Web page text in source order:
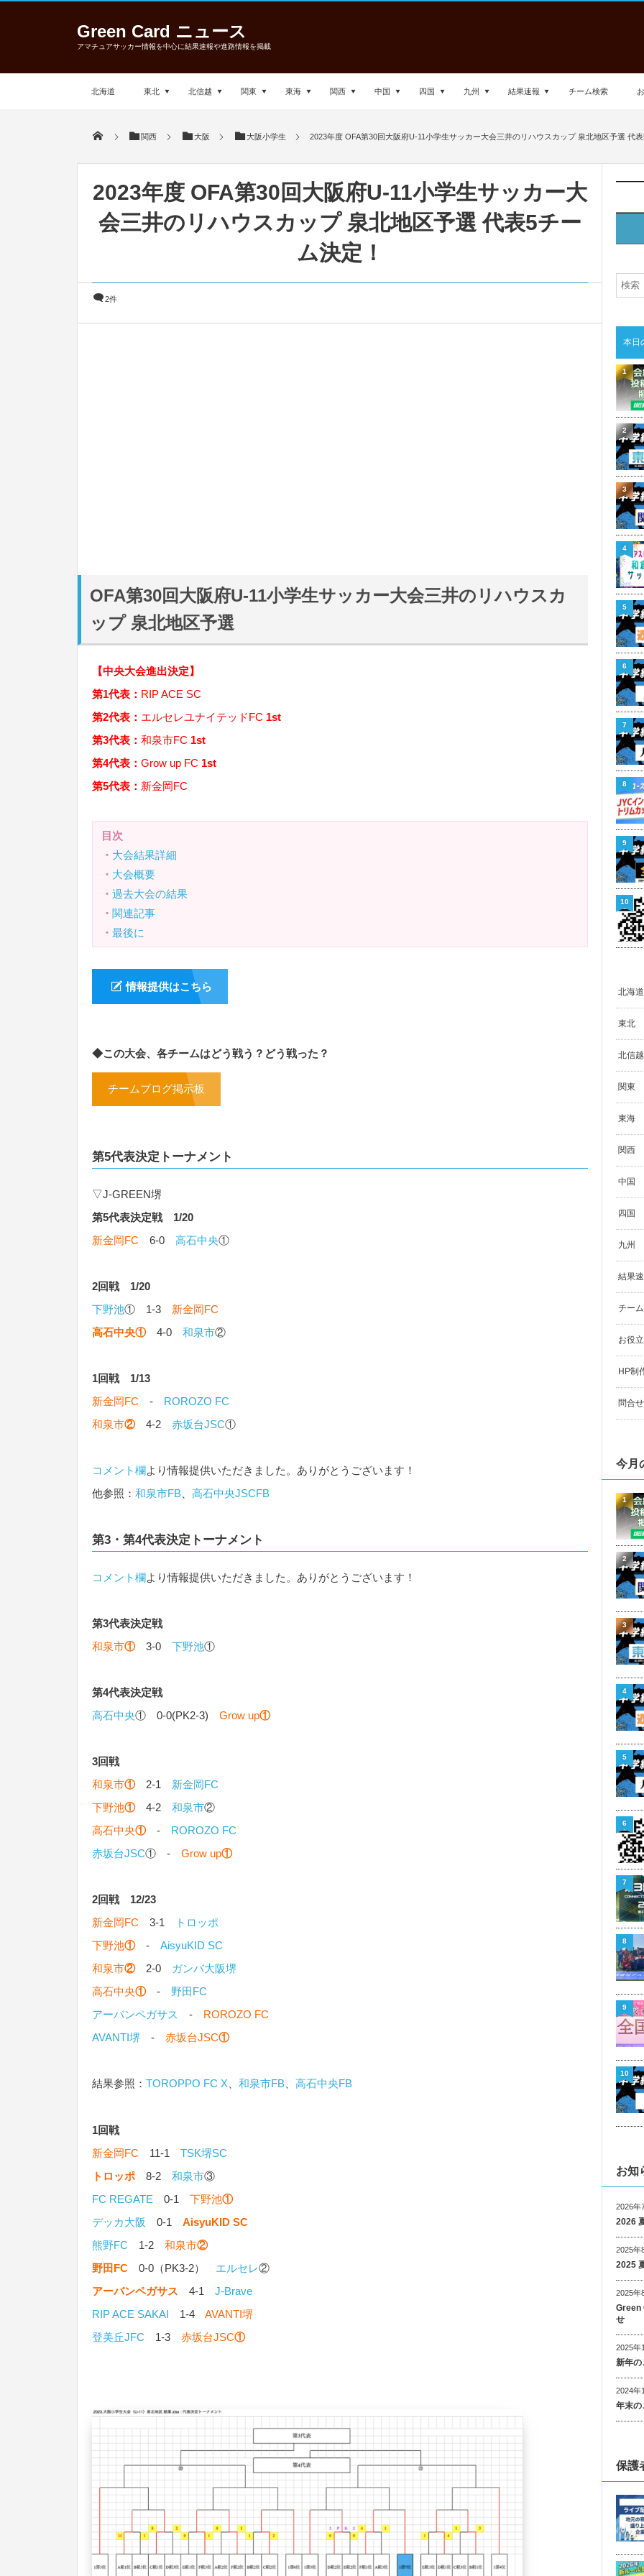
Green Card ニュース
アマチュアサッカー情報を中心に結果速報や進路情報を掲載
北海道 東北 北信越 関東 東海 関西 中国 四国 九州 結果速報 チーム検索
関西 大阪 大阪小学生 2023年度 OFA第30回大阪府U-11小学生サッカー大会三井のリハウスカップ 泉北地区予選 代
2023年度 OFA第30回大阪府U-11小学生サッカー大
会三井のリハウスカップ 泉北地区予選 代表5チー
ム決定！
2件
OFA第30回大阪府U-11小学生サッカー大会三井のリハウスカ
ップ 泉北地区予選
【中央大会進出決定】
第1代表： RIP ACE SC
第2代表： エルセレユナイテッドFC 1st
第3代表： 和泉市FC 1st
第4代表： Grow up FC 1st
第5代表： 新金岡FC
目次
・ 大会結果詳細
・ 大会概要
・ 過去大会の結果
・ 関連記事
・ 最後に
情報提供はこちら
◆この大会、各チームはどう戦う？どう戦った？
チームブログ掲示板
第5代表決定トーナメント
▽J-GREEN堺
第5代表決定戦 1/20
新金岡FC 6-0 高石中央①
2回戦 1/20
下野池① 1-3 新金岡FC
高石中央①4-0 和泉市②
1回戦 1/13
新金岡FC - ROROZO FC
和泉市②4-2 赤坂台JSC①
コメント欄より情報提供いただきました。ありがとうございます！
他参照： 和泉市FB 高石中央JSCFB
第3・第4代表決定トーナメント
コメント欄より情報提供いただきました。ありがとうございます！
第3代表決定戦
和泉市①3-0 下野池①
第4代表決定戦
高石中央① 0-0(PK2-3) Grow up①
3回戦
和泉市①2-1 新金岡FC
下野池①4-2 和泉市②
高石中央①- ROROZO FC
赤坂台JSC① - Grow up①
2回戦 12/23
新金岡FC 3-1
トロッポ
下野池①- AisyuKID SC
和泉市②2-0
ガンバ大阪堺
高石中央①- 野田FC
アーバンペガサス
- ROROZO FC
AVANTI堺 - 赤坂台JSC①
結果参照： TOROPPO FC X、 和泉市FB、 高石中央FB
1回戦
新金岡FC 11-1 TSK堺SC
トロッポ 8-2 和泉市③
FC REGATE 0-1 下野池①
デッカ大阪
0-1 AisyuKID SC
熊野FC 1-2 和泉市②
野田FC 0-0（PK3-2） エルセレ②
アーバンペガサス 4-1 J-Brave
RIP ACE SAKAI 1-4 AVANTI堺
登美丘JFC 1-3 赤坂台JSC①
本日
1
2
3
4
5
6
7
8
9
10
北海道
東北
北信越
関東
東海
関西
中国
四国
九州
結果
チー
お役
HP制
問合せ
今月
1
2
3
4
5
6
7
8
9
10
お知
2026年
2026
2025年
2025
2025年
Green
せ
2025年
新年の
2024年
年末の
保護